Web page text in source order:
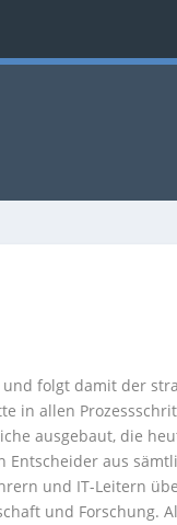
und folgt damit der
in allen
ausgebaut, die
Entscheider aus
und IT-Leitern
und Forschung.